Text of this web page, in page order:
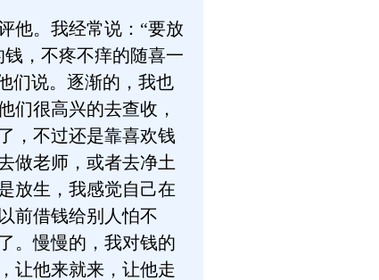
。我经常说：“要放
，不疼不痒的随喜一
们说。逐渐的，我也
们很高兴的去查收，
，不过还是靠喜欢钱
做老师，或者去净土
放生，我感觉自己在
前借钱给别人怕不
。慢慢的，我对钱的
让他来就来，让他走